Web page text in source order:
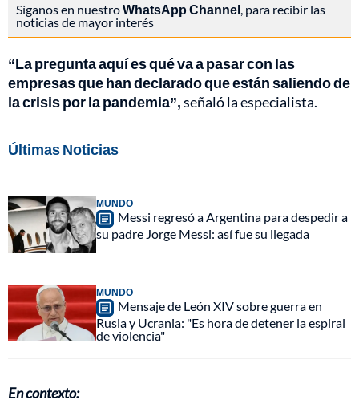
Síganos en nuestroWhatsApp Channel , para recibir las
noticias de mayor interés
“La pregunta aquí es qué va a pasar con las
empresas que han declarado que están saliendo de
la crisis por la pandemia”,señaló la especialista.
Últimas Noticias
MUNDO
Messi regresó a Argentina para despedir a
su padre Jorge Messi: así fue su llegada
MUNDO
Mensaje de León XIV sobre guerra en
Rusia y Ucrania: "Es hora de detener la espiral
de violencia"
En contexto: